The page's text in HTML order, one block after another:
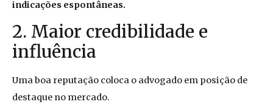
indicações espontâneas.
2. Maior credibilidade e
influência
Uma boa reputação coloca o advogado em posição de
destaque no mercado.